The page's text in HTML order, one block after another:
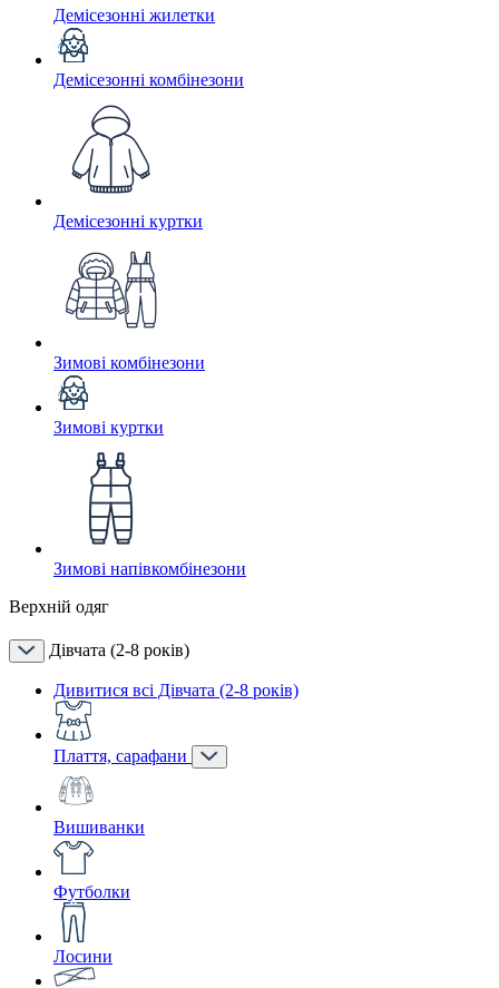
Демісезонні жилетки
Демісезонні комбінезони
Демісезонні куртки
Зимові комбінезони
Зимові куртки
Зимові напівкомбінезони
Верхній одяг
Дівчата (2-8 років)
Дивитися всі Дівчата (2-8 років)
Плаття, сарафани
Вишиванки
Футболки
Лосини